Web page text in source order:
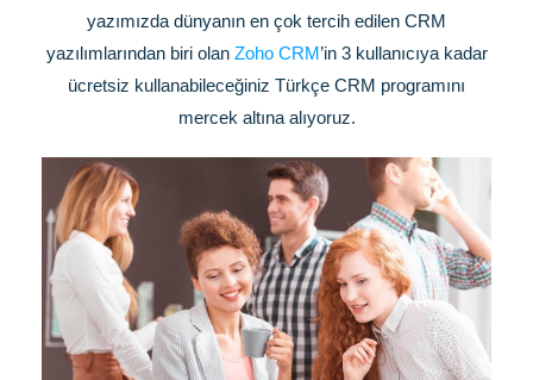
yazımızda dünyanın en çok tercih edilen CRM
yazılımlarından biri olan Zoho CRM’in 3 kullanıcıya kadar
ücretsiz kullanabileceğiniz Türkçe CRM programını
mercek altına alıyoruz.